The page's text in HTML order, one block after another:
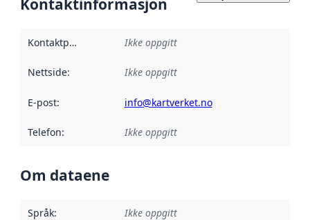
Kontaktinformasjon
Kontaktpunkt Ikke oppgitt
Nettside: Ikke oppgitt
E-post: info@kartverket.no
Telefon: Ikke oppgitt
Om dataene
Språk: Ikke oppgitt